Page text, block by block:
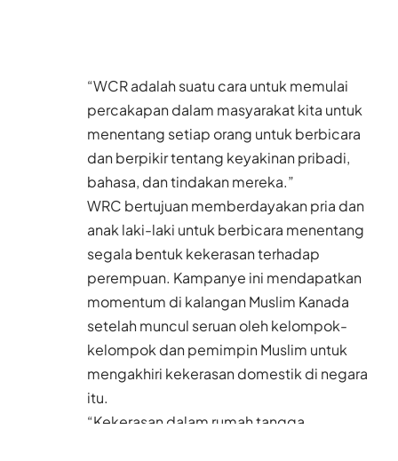
“WCR adalah suatu cara untuk memulai
percakapan dalam masyarakat kita untuk
menentang setiap orang untuk berbicara
dan berpikir tentang keyakinan pribadi,
bahasa, dan tindakan mereka.”
WRC bertujuan memberdayakan pria dan
anak laki-laki untuk berbicara menentang
segala bentuk kekerasan terhadap
perempuan. Kampanye ini mendapatkan
momentum di kalangan Muslim Kanada
setelah muncul seruan oleh kelompok-
kelompok dan pemimpin Muslim untuk
mengakhiri kekerasan domestik di negara
itu.
“Kekerasan dalam rumah tangga